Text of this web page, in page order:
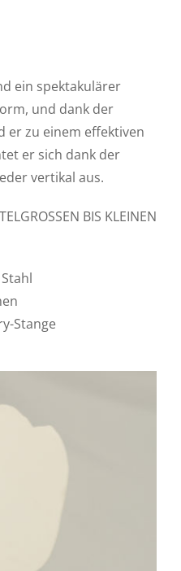
ein spektakulärer
und dank der
er zu einem effektiven
er sich dank der
vertikal aus.
BIS KLEINEN
Stange